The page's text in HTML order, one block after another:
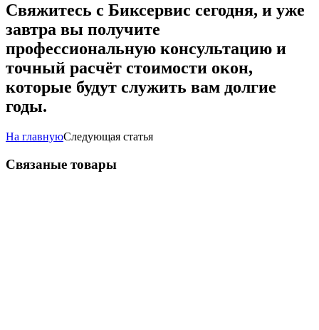
Свяжитесь с Биксервис сегодня, и уже
завтра вы получите
профессиональную консультацию и
точный расчёт стоимости окон,
которые будут служить вам долгие
годы.
На главнуюСледующая статья
Связаные товары